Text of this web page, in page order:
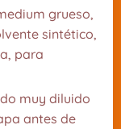
grueso,
sintético,
para
muy diluido
antes de